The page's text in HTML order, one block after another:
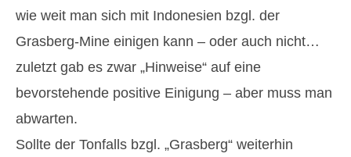
wie weit man sich mit Indonesien bzgl. der
Grasberg-Mine einigen kann – oder auch nicht…
zuletzt gab es zwar „Hinweise“ auf eine
bevorstehende positive Einigung – aber muss man
abwarten.
Sollte der Tonfalls bzgl. „Grasberg“ weiterhin